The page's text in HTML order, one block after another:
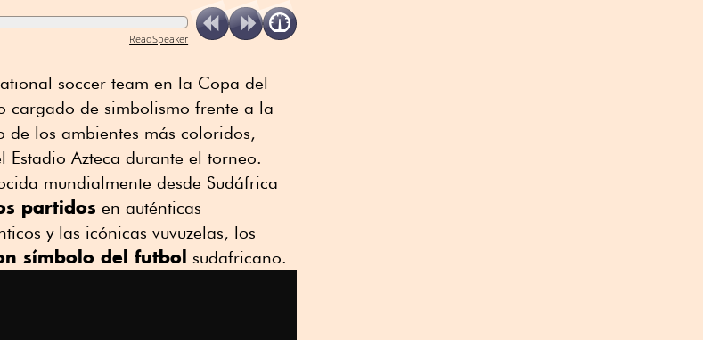
ReadSpeaker
soccer team en la Copa del
cargado de simbolismo frente a la
de los ambientes más coloridos,
Estadio Azteca durante el torneo.
mundialmente desde Sudáfrica
partidos en auténticas
y las icónicas vuvuzelas, los
símbolo del futbol sudafricano.